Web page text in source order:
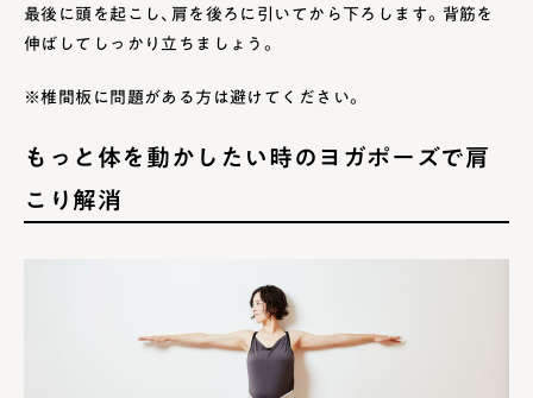
最後に頭を起こし、肩を後ろに引いてから下ろします。背筋を
伸ばしてしっかり立ちましょう。
※椎間板に問題がある方は避けてください。
もっと体を動かしたい時のヨガポーズで肩
こり解消